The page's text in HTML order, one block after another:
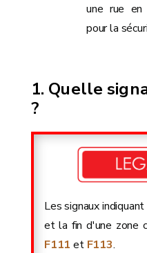
une rue
pour la
Quelle
?
Les signaux
et la fin d'une zone
F111 et F113.